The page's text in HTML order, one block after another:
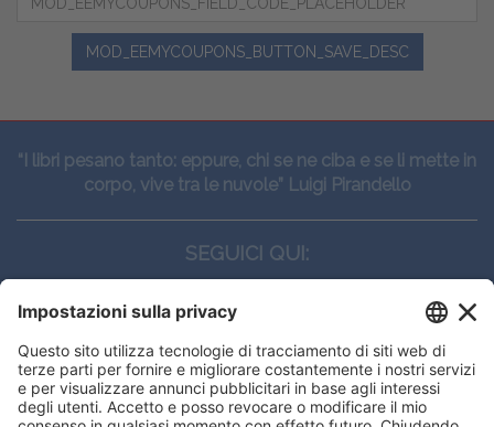
MOD_EEMYCOUPONS_BUTTON_SAVE_DESC
“I libri pesano tanto: eppure, chi se ne ciba e se li mette in
corpo, vive tra le nuvole” Luigi Pirandello
SEGUICI QUI:
CONTATTI
Edi.Ermes srl